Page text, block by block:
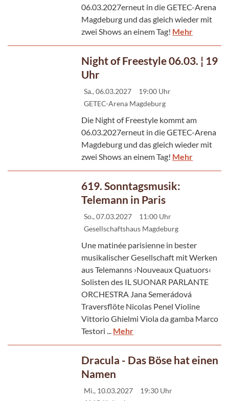
06.03.2027erneut in die GETEC-Arena
Magdeburg und das gleich wieder mit
zwei Shows an einem Tag! Mehr
Night of Freestyle 06.03. ¦ 19
Uhr
Sa., 06.03.2027
19:00 Uhr
GETEC-Arena Magdeburg
Die Night of Freestyle kommt am
06.03.2027erneut in die GETEC-Arena
Magdeburg und das gleich wieder mit
zwei Shows an einem Tag! Mehr
619. Sonntagsmusik:
Telemann in Paris
So., 07.03.2027
11:00 Uhr
Gesellschaftshaus Magdeburg
Une matinée parisienne in bester
musikalischer Gesellschaft mit Werken
aus Telemanns ›Nouveaux Quatuors‹
Solisten des IL SUONAR PARLANTE
ORCHESTRA Jana Semerádová
Traversflöte Nicolas Penel Violine
Vittorio Ghielmi Viola da gamba Marco
Testori ... Mehr
Dracula - Das Böse hat einen
Namen
Mi., 10.03.2027
19:30 Uhr